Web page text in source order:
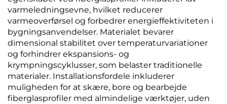
varmeledningsevne, hvilket reducerer
varmeoverførsel og forbedrer energieffektiviteten i
bygningsanvendelser. Materialet bevarer
dimensional stabilitet over temperaturvariationer
og forhindrer ekspansions- og
krympningscyklusser, som belaster traditionelle
materialer. Installationsfordele inkluderer
muligheden for at skære, bore og bearbejde
fiberglasprofiler med almindelige værktøjer, uden